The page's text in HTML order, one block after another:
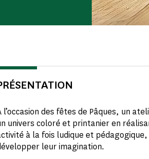
l’occasion des fêtes de Pâques, un
univers coloré et printanier en
à la fois ludique et
leur imagination.